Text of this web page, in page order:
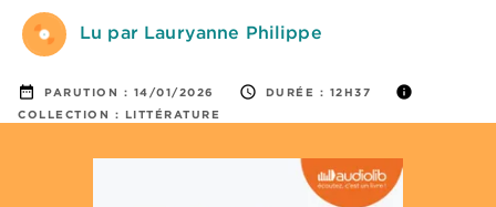
Lu par Lauryanne Philippe
date_range PARUTION : 14/01/2026 access_time DURÉE : 12H37 info
COLLECTION : LITTÉRATURE